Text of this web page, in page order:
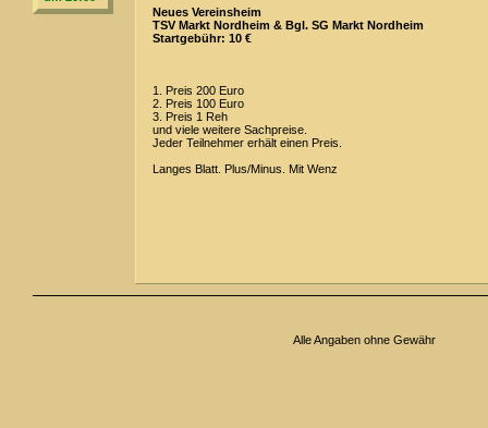
Neues Vereinsheim
TSV Markt Nordheim & Bgl. SG Markt Nordheim
Startgebühr: 10 €
1. Preis 200 Euro
2. Preis 100 Euro
3. Preis 1 Reh
und viele weitere Sachpreise.
Jeder Teilnehmer erhält einen Preis.
Langes Blatt. Plus/Minus. Mit Wenz
Alle Angaben ohne Gewähr